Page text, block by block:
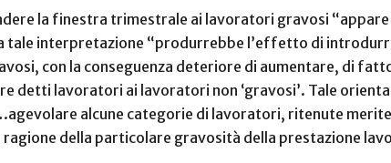
la finestra trimestrale ai lavoratori gravosi
tale interpretazione “produrrebbe l’effetto di
con la conseguenza deteriore di aumentare, di
detti lavoratori ai lavoratori non ‘gravosi’. Tale
alcune categorie di lavoratori, ritenute
ragione della particolare gravosità della prestazione